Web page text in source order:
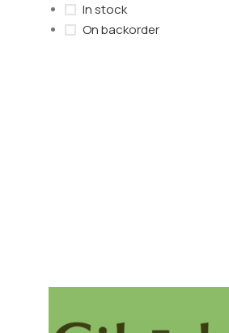
In stock
On backorder